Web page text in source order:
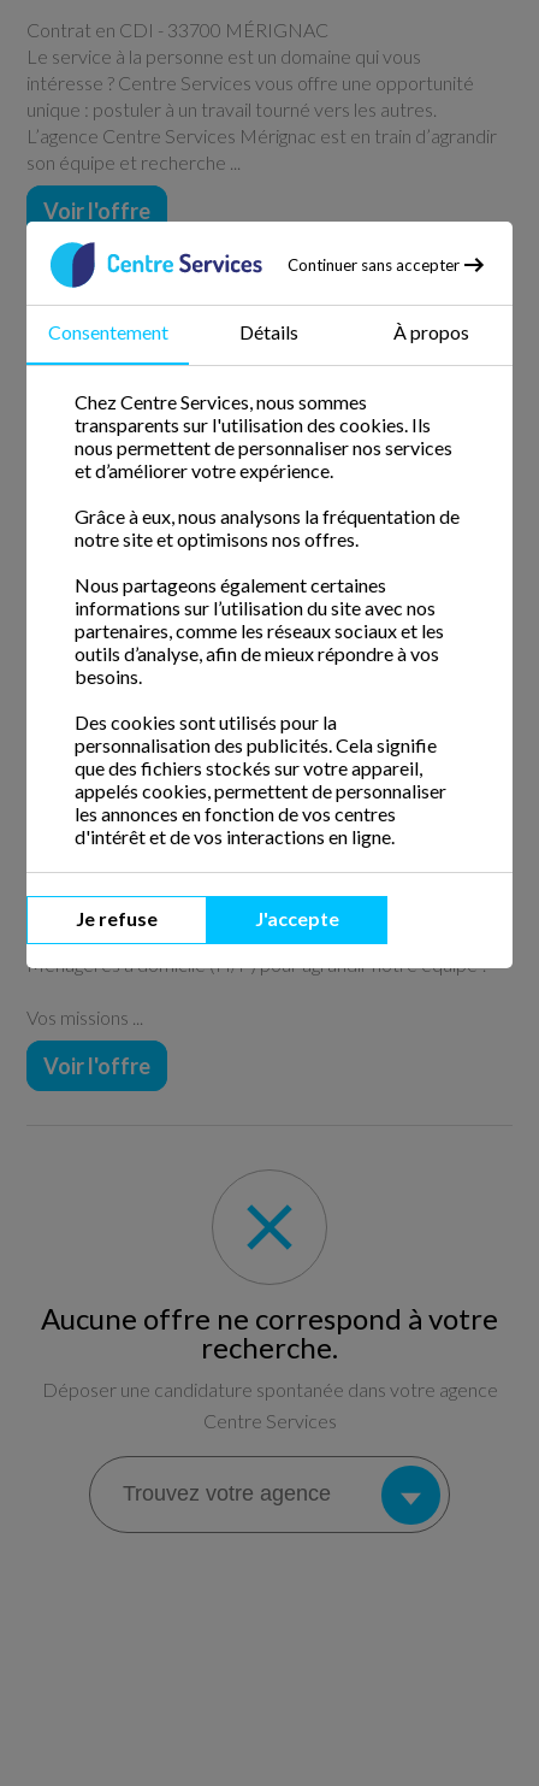
Continuer sans accepter
Consentement Détails À propos
Chez Centre Services, nous sommes
transparents sur l'utilisation des cookies. Ils
nous permettent de personnaliser nos services
et d’améliorer votre expérience.
Grâce à eux, nous analysons la fréquentation de
notre site et optimisons nos offres.
Nous partageons également certaines
informations sur l’utilisation du site avec nos
partenaires, comme les réseaux sociaux et les
outils d’analyse, afin de mieux répondre à vos
besoins.
Des cookies sont utilisés pour la
personnalisation des publicités. Cela signifie
que des fichiers stockés sur votre appareil,
appelés cookies, permettent de personnaliser
les annonces en fonction de vos centres
d'intérêt et de vos interactions en ligne.
Je refuse J'accepte
Contrat en CDI - 33700 MÉRIGNAC
Le service à la personne est un domaine qui vous
intéresse ? Centre Services vous offre une opportunité
unique : postuler à un travail tourné vers les autres.
L’agence Centre Services Mérignac est en train d’agrandir
son équipe et recherche ...
Voir l'offre
Employé de ménage (H/F) CDI/20H
Publié il y a 1 semaine et 3 jours
Contrat en CDI -33700 MÉRIGNAC
Ménage, repassage, garde d’enfant, jardinage, bricolage,
Centre Services propose de nombreuses prestations.
spécialisées dans les services à la personne.
Afin de répondre aux besoins grandissant des particuliers à
Voir l'offre
Aide ménager / aide ménagère (H/F) CDI
Publié il y a 1 semaine et 3 jours
intéresse ? Centre Services est la société experte de ce
domaine et nous recherchons des Aides Ménagers /
Ménagères à domicile (H/F) pour agrandir notre équipe !
Vos missions ...
Voir l'offre
Aucune offre ne correspond à votre
recherche.
Déposer une candidature spontanée dans votre agence
Centre Services